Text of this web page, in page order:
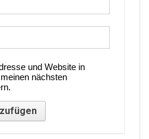
und Website in
nächsten